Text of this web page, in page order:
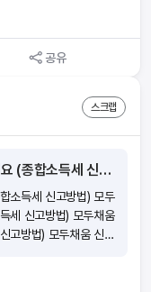
공유
스크랩
모두채움 신고 그냥 하면 손해볼 수 있어요 (종합소득세 신고방법)
소득세 신고방법) 모두
세 신고방법) 모두채움
고방법) 모두채움 신고